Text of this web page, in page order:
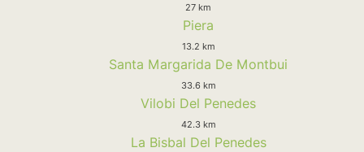
27 km
Piera
13.2 km
Santa Margarida De Montbui
33.6 km
Vilobi Del Penedes
42.3 km
La Bisbal Del Penedes